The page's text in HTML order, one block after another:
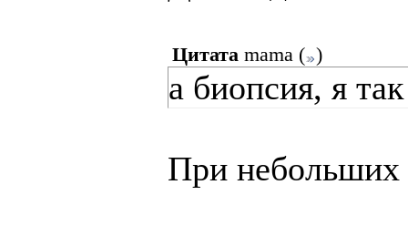
Цитата mama ( )
а биопсия, я
При небольших